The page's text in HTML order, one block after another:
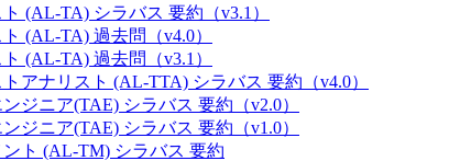
(AL-TA) シラバス 要約（v3.1）
(AL-TA) 過去問（v4.0）
(AL-TA) 過去問（v3.1）
アナリスト (AL-TTA) シラバス 要約（v4.0）
ジニア(TAE) シラバス 要約（v2.0）
ジニア(TAE) シラバス 要約（v1.0）
ント (AL-TM) シラバス 要約